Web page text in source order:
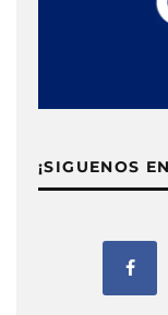
¡SIGUENOS